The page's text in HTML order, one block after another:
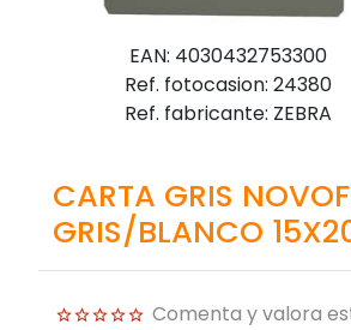
EAN: 4030432753300
Ref. fotocasion: 24380
Ref. fabricante: ZEBRA
CARTA GRIS
GRIS/BLANCO
Comenta y valora